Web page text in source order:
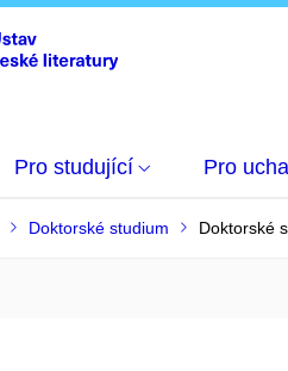
Pro studující Pro
Doktorské studium Doktorské